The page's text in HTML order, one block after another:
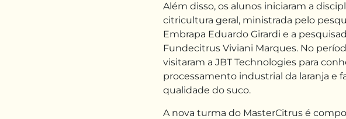
Além disso, os alunos iniciaram a
citricultura geral, ministrada pelo
Embrapa Eduardo Girardi e a
Fundecitrus Viviani Marques. No
visitaram a JBT Technologies para
processamento industrial da laranja e
qualidade do suco.
A nova turma do MasterCitrus é